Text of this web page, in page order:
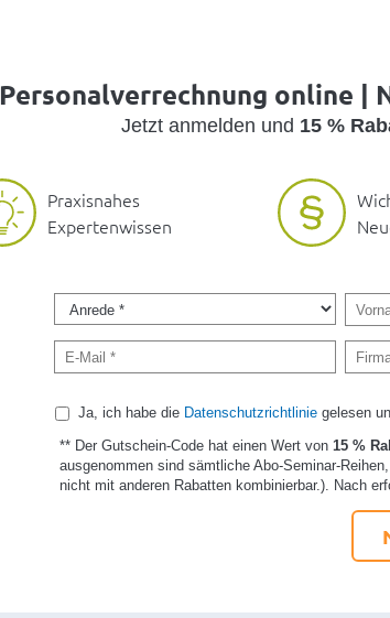
Personalverrechnung online |
Jetzt anmelden und 15 %
Praxisnahes
Expertenwissen
Ja, ich habe die Datenschutzrichtliniegelesen
** Der Gutschein-Code hat einen Wert von15 %
ausgenommen sind sämtliche Abo-Seminar-
nicht mit anderen Rabatten kombinierbar.). Nach